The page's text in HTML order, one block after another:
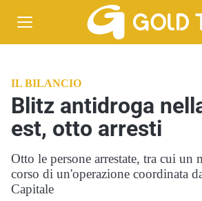
IL BILANCIO
Blitz antidroga
est, otto arresti
Otto le persone arrestate, tra cui un
corso di un'operazione coordinata
Capitale